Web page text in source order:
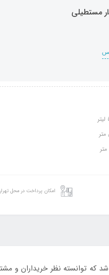
مستطیلی
امکان پرداخت در محل
که توانسته نظر خریداران و